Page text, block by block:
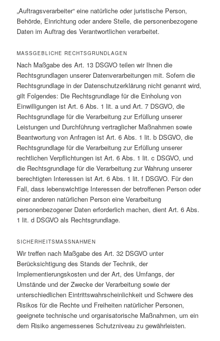
„Auftragsverarbeiter“ eine natürliche oder juristische Person,
Behörde, Einrichtung oder andere Stelle, die personenbezogene
Daten im Auftrag des Verantwortlichen verarbeitet.
MASSGEBLICHE RECHTSGRUNDLAGEN
Nach Maßgabe des Art. 13 DSGVO teilen wir Ihnen die
Rechtsgrundlagen unserer Datenverarbeitungen mit. Sofern die
Rechtsgrundlage in der Datenschutzerklärung nicht genannt wird,
gilt Folgendes: Die Rechtsgrundlage für die Einholung von
Einwilligungen ist Art. 6 Abs. 1 lit. a und Art. 7 DSGVO, die
Rechtsgrundlage für die Verarbeitung zur Erfüllung unserer
Leistungen und Durchführung vertraglicher Maßnahmen sowie
Beantwortung von Anfragen ist Art. 6 Abs. 1 lit. b DSGVO, die
Rechtsgrundlage für die Verarbeitung zur Erfüllung unserer
rechtlichen Verpflichtungen ist Art. 6 Abs. 1 lit. c DSGVO, und
die Rechtsgrundlage für die Verarbeitung zur Wahrung unserer
berechtigten Interessen ist Art. 6 Abs. 1 lit. f DSGVO. Für den
Fall, dass lebenswichtige Interessen der betroffenen Person oder
einer anderen natürlichen Person eine Verarbeitung
personenbezogener Daten erforderlich machen, dient Art. 6 Abs.
1 lit. d DSGVO als Rechtsgrundlage.
SICHERHEITSMASSNAHMEN
Wir treffen nach Maßgabe des Art. 32 DSGVO unter
Berücksichtigung des Stands der Technik, der
Implementierungskosten und der Art, des Umfangs, der
Umstände und der Zwecke der Verarbeitung sowie der
unterschiedlichen Eintrittswahrscheinlichkeit und Schwere des
Risikos für die Rechte und Freiheiten natürlicher Personen,
geeignete technische und organisatorische Maßnahmen, um ein
dem Risiko angemessenes Schutzniveau zu gewährleisten.